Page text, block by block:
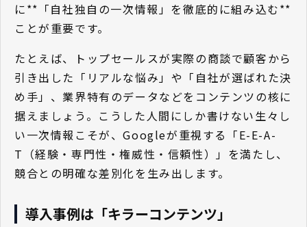
に**「自社独自の一次情報」を徹底的に組み込む**
ことが重要です。
たとえば、トップセールスが実際の商談で顧客から
引き出した「リアルな悩み」や「自社が選ばれた決
め手」、業界特有のデータなどをコンテンツの核に
据えましょう。こうした人間にしか書けない生々し
い一次情報こそが、Googleが重視する「E-E-A-
T（経験・専門性・権威性・信頼性）」を満たし、
競合との明確な差別化を生み出します。
導入事例は「キラーコンテンツ」